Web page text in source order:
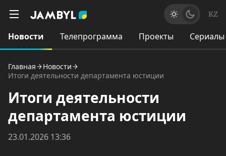
KZ
Новости Телепрограмма Проекты Сериалы
Главная
Новости
Итоги деятельности департамента юстиции
Итоги деятельности
департамента юстиции
23.01.2026 13:36